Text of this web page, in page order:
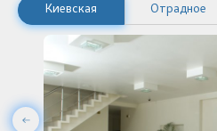
Киевская Отрадное